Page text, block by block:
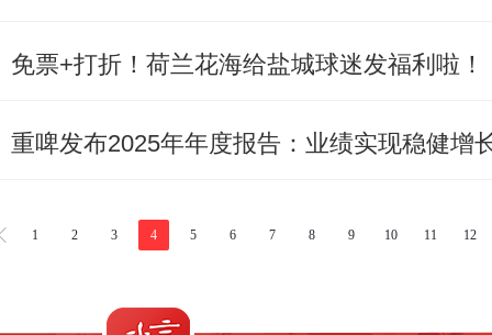
免票+打折！荷兰花海给盐城球迷发福利啦！
重啤发布2025年年度报告：业绩实现稳健增
1 2 3 4 5 6 7 8 9 10 11 12